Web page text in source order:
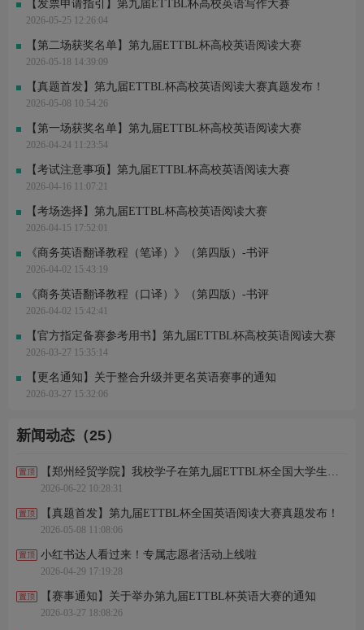
【发票申请指引】第九届ETTBL杯高校英语写作大赛
2026-05-25 12:26:04
【第二场获奖名单】第九届ETTBL杯高校英语阅读大赛
2026-05-18 14:39:09
【真题首发】第九届ETTBL杯高校英语阅读大赛真题发布！
2026-05-08 10:54:26
【第一场获奖名单】第九届ETTBL杯高校英语阅读大赛
2026-04-24 11:23:54
【考试注意事项】第九届ETTBL杯高校英语阅读大赛
2026-04-16 11:07:21
【考场选择】第九届ETTBL杯高校英语阅读大赛
2026-04-15 17:52:01
《商务英语翻译教程（笔译）》（第四版）-书评
2026-04-02 15:43:19
《商务英语翻译教程（口译）》（第四版）-书评
2026-04-02 15:42:41
【官方指定备赛参考用书】第九届ETTBL杯高校英语阅读大赛
2026-03-27 15:35:14
【更名通知】关于整合升级并更名英语赛事的通知
2026-03-27 15:32:06
新闻动态（25）
​【郑州经贸学院】我校学子在第九届ETTBL杯全国大学生英语写作大赛中喜获佳绩
2026-06-22 10:28:31
【真题首发】第九届ETTBL杯全国英语阅读大赛真题发布！
2026-05-08 11:08:06
小红书达人看过来！专属志愿者活动上线啦
2026-04-29 17:19:28
【赛事通知】关于举办第九届ETTBL杯英语大赛的通知
2026-03-27 18:08:26